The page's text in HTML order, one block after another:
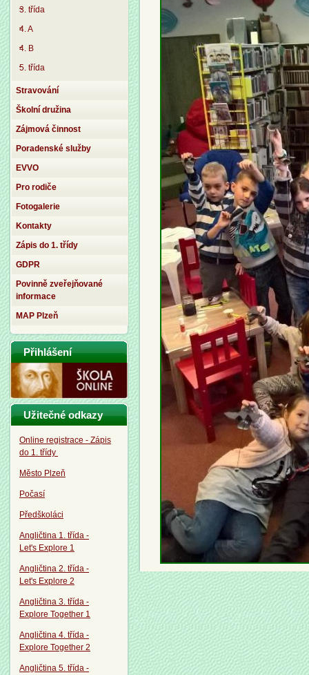
3. třída
4. A
4. B
5. třída
Stravování
Školní družina
Zájmová činnost
Poradenské služby
EVVO
Pro rodiče
Fotogalerie
Kontakty
Zápis do 1. třídy
GDPR
Povinně zveřejňované
informace
MAP Plzeň
Přihlášení
Užitečné odkazy
Online registrace - Zápis
do 1. třídy
Město Plzeň
Počasí
Předškoláci
Angličtina 1. třída -
Let's Explore 1
Angličtina 2. třída -
Let's Explore 2
Angličtina 3. třída -
Explore Together 1
Angličtina 4. třída -
Explore Together 2
Angličtina 5. třída -